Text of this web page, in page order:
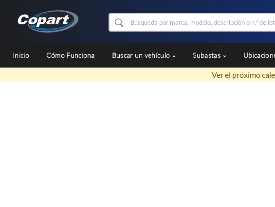
Inicio Cómo Funciona Buscar un vehículo Subastas
Ver el próximo